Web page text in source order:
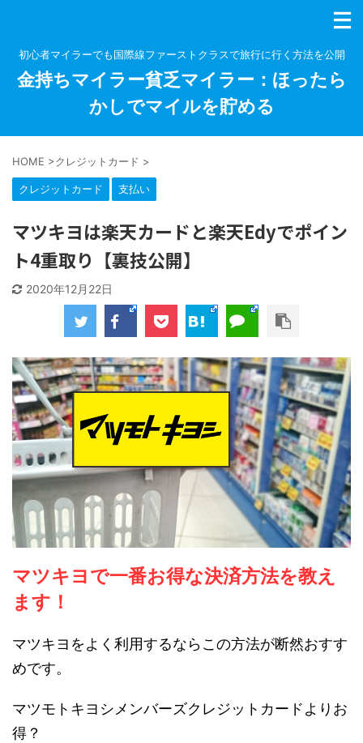
初心者マイラーでも国際線ファーストクラスで旅行に行く方法を公開
金持ちマイラー貧乏マイラー：ほったら
かしでマイルを貯める
HOME >クレジットカード >
クレジットカード 支払い
マツキヨは楽天カードと楽天Edyでポイン
ト4重取り【裏技公開】
2020年12月22日
マツキヨで一番お得な決済方法を教え
ます！
マツキヨをよく利用するならこの方法が断然おすす
めです。
マツモトキヨシメンバーズクレジットカードよりお
得？